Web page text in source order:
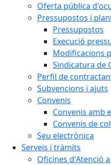
Oferta pública
Pressupostos i
Pressupostos
Execució
Modificacions
Sindicatura de
Perfil de
Subvencions i ajuts
Convenis
Convenis amb
Convenis de
Seu electrònica
Serveis i tràmits
Oficines d'Atenció